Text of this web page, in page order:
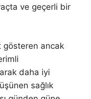
ve geçerli bir
gösteren ancak
daha iyi
sağlık